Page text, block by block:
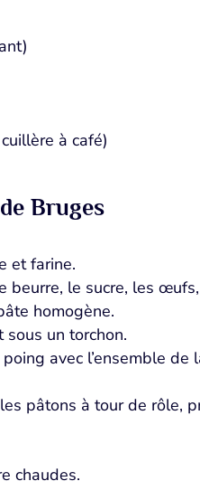
à café)
Bruges
et farine.
beurre, le sucre, les
homogène.
un torchon.
avec l’ensemble de
pâtons à tour de rôle,
chaudes.